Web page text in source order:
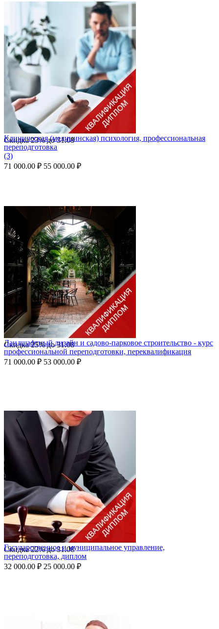
Скидка23%до31.08
Клиническая (медицинская) психология, профессиональная
переподготовка
(3)
71 000.00 ₽ 55 000.00 ₽
Скидка25%до31.08
Ландшафтный дизайн и садово-парковое строительство - курс
профессиональной переподготовки, переквалификация
71 000.00 ₽ 53 000.00 ₽
Скидка22%до31.08
Государственное и муниципальное управление,
переподготовка, диплом
32 000.00 ₽ 25 000.00 ₽